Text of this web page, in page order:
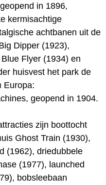
in 1896,
kermisachtige
achtbanen uit de
Dipper (1923),
Flyer (1934) en
huisvest het park de
Europa:
geopend in 1904.
zijn boottocht
Ghost Train (1930),
(1962), driedubbele
(1977), launched
bobsleebaan